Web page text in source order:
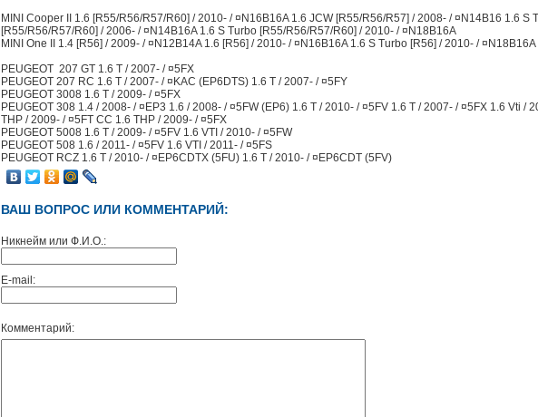
MINI Cooper II 1.6 [R55/R56/R57/R60] / 2010- / ¤N16B16A 1.6 JCW [R55/R56/R57] / 2008- / ¤N14B16 1.6 S
[R55/R56/R57/R60] / 2006- / ¤N14B16A 1.6 S Turbo [R55/R56/R57/R60] / 2010- / ¤N18B16A
MINI One II 1.4 [R56] / 2009- / ¤N12B14A 1.6 [R56] / 2010- / ¤N16B16A 1.6 S Turbo [R56] / 2010- / ¤N18B16A
PEUGEOT 207 GT 1.6 T / 2007- / ¤5FX
PEUGEOT 207 RC 1.6 T / 2007- / ¤KAC (EP6DTS) 1.6 T / 2007- / ¤5FY
PEUGEOT 3008 1.6 T / 2009- / ¤5FX
PEUGEOT 308 1.4 / 2008- / ¤EP3 1.6 / 2008- / ¤5FW (EP6) 1.6 T / 2010- / ¤5FV 1.6 T / 2007- / ¤5FX 1.6 Vti /
THP / 2009- / ¤5FT CC 1.6 THP / 2009- / ¤5FX
PEUGEOT 5008 1.6 T / 2009- / ¤5FV 1.6 VTI / 2010- / ¤5FW
PEUGEOT 508 1.6 / 2011- / ¤5FV 1.6 VTI / 2011- / ¤5FS
PEUGEOT RCZ 1.6 T / 2010- / ¤EP6CDTX (5FU) 1.6 T / 2010- / ¤EP6CDT (5FV)
ВАШ ВОПРОС ИЛИ КОММЕНТАРИЙ:
Никнейм или Ф.И.О.:
E-mail:
Комментарий: